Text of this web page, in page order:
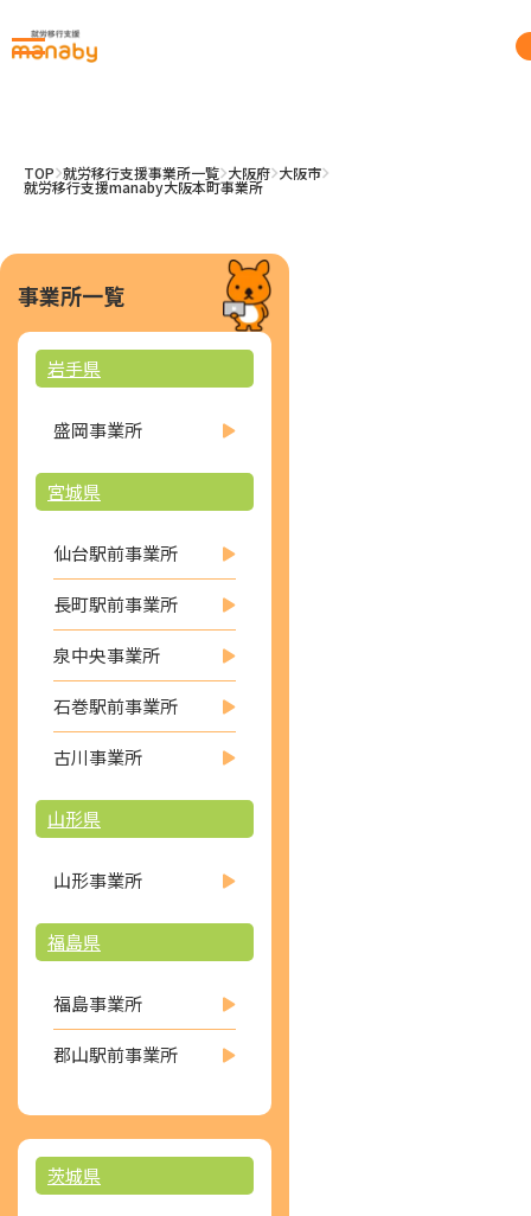
TOP 就労移行支援事業所一覧 大阪府 大阪市
就労移行支援manaby大阪本町事業所
事業所一覧
岩手県
盛岡事業所
宮城県
仙台駅前事業所
長町駅前事業所
泉中央事業所
石巻駅前事業所
古川事業所
山形県
山形事業所
福島県
福島事業所
郡山駅前事業所
茨城県